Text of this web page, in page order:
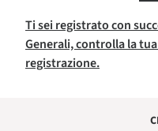
Ti sei registrato con
Generali, controlla la
registrazione.